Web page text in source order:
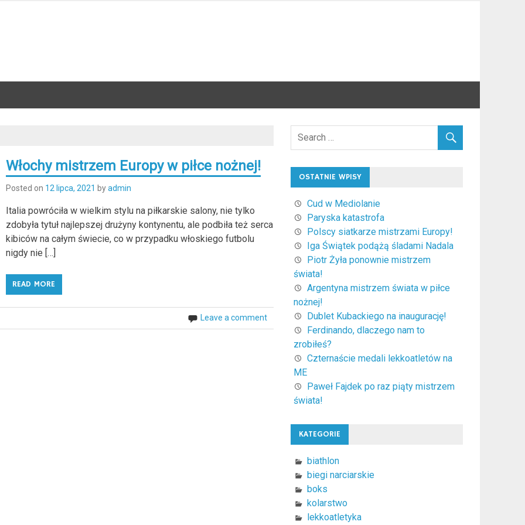
Włochy mistrzem Europy w piłce nożnej!
Posted on 12 lipca, 2021 byadmin
Italia powróciła w wielkim stylu na piłkarskie salony, nie tylko
zdobyła tytuł najlepszej drużyny kontynentu, ale podbiła też serca
kibiców na całym świecie, co w przypadku włoskiego futbolu
nigdy nie […]
READ MORE
Leave a comment
OSTATNIE WPISY
Cud w Mediolanie
Paryska katastrofa
Polscy siatkarze mistrzami Europy!
Iga Świątek podążą śladami Nadala
Piotr Żyła ponownie mistrzem
świata!
Argentyna mistrzem świata w piłce
nożnej!
Dublet Kubackiego na inaugurację!
Ferdinando, dlaczego nam to
zrobiłeś?
Czternaście medali lekkoatletów na
ME
Paweł Fajdek po raz piąty mistrzem
świata!
KATEGORIE
biathlon
biegi narciarskie
boks
kolarstwo
lekkoatletyka